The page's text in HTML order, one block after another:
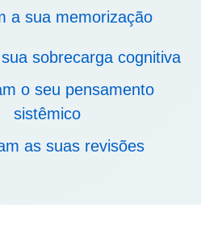
a sua memorização
sobrecarga cognitiva
o seu pensamento
sistêmico
as suas revisões